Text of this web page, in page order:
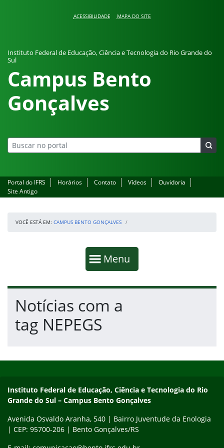
ACESSIBILIDADE MAPA DO SITE
Instituto Federal de Educação, Ciência e Tecnologia do Rio Grande do
Sul
Campus Bento
Gonçalves
Portal do IFRS Horários Contato Vídeos
Ouvidoria
Site Antigo
VOCÊ ESTÁ EM: CAMPUS BENTO GONÇALVES
Mostrar
Menu
Fim da navegação
Início do conteúdo
Notícias com a
tag NEPEGS
Contato
Instituto Federal de Educação, Ciência e Tecnologia do Rio
Grande do Sul – Campus Bento Gonçalves
Avenida Osvaldo Aranha, 540 | Bairro Juventude da Enologia
| CEP: 95700-206 | Bento Gonçalves/RS